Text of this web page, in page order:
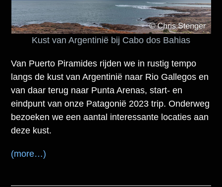
Kust van Argentinië bij Cabo dos Bahias
Van Puerto Piramides rijden we in rustig tempo
langs de kust van Argentinië naar Rio Gallegos en
van daar terug naar Punta Arenas, start- en
eindpunt van onze Patagonië 2023 trip. Onderweg
bezoeken we een aantal interessante locaties aan
deze kust.
(more…)